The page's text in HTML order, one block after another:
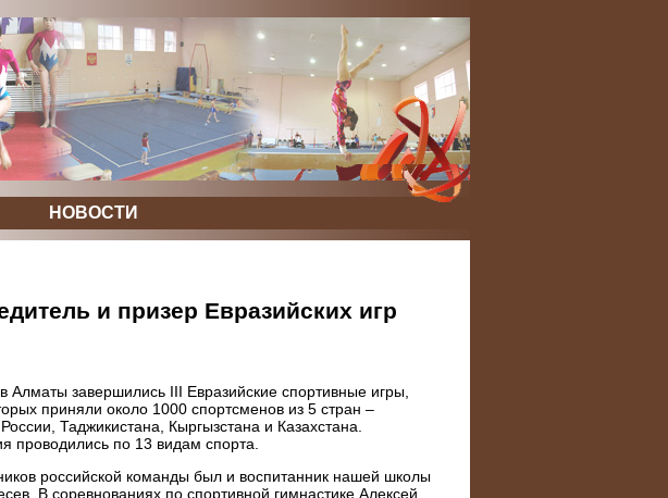
НОВОСТИ
и призер Евразийских игр
Алматы завершились III Евразийские спортивные игры,
приняли около 1000 спортсменов из 5 стран –
Таджикистана, Кыргызстана и Казахстана.
проводились по 13 видам спорта.
российской команды был и воспитанник нашей школы
В соревнованиях по спортивной гимнастике Алексей